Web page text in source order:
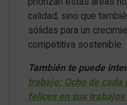
calidad, sino que
sólidas para un
competitiva sostenible.
También te puede
trabajo: Ocho de
felices en sus